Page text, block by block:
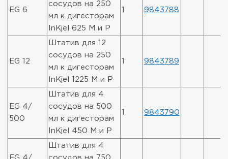
EG 6
сосудов на 250
мл к дигесторам
InKjel 625 M и P
9843788
EG 12
Штатив для 12
сосудов на 250
мл к дигесторам
InKjel 1225 M и P
9843789
EG 4/
500
Штатив для 4
сосудов на 500
мл к дигесторам
InKjel 450 M и P
9843790
Штатив для 4